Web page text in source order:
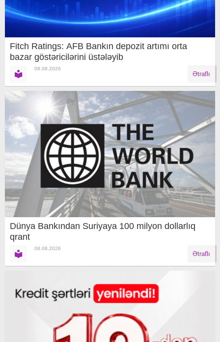
Fitch Ratings: AFB Bankın depozit artımı orta
bazar göstəricilərini üstələyib
08.08.2026
Ətraflı
Dünya Bankından Suriyaya 100 milyon dollarlıq
qrant
08.08.2026
Ətraflı